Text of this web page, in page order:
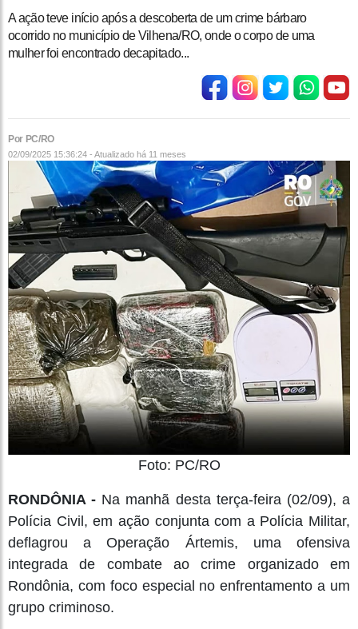
A ação teve início após a descoberta de um crime bárbaro
ocorrido no município de Vilhena/RO, onde o corpo de uma
mulher foi encontrado decapitado...
Por PC/RO
02/09/2025 15:36:24 - Atualizado há 11 meses
Foto: PC/RO
RONDÔNIA - Na manhã desta terça-feira (02/09), a
Polícia Civil, em ação conjunta com a Polícia Militar,
deflagrou a Operação Ártemis, uma ofensiva
integrada de combate ao crime organizado em
Rondônia, com foco especial no enfrentamento a um
grupo criminoso.